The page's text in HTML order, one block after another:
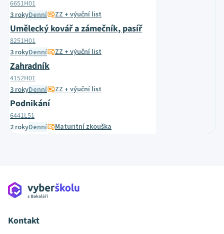
6651H01
3 rokyDenní ZZ + výuční list
Umělecký kovář a zámečník, pasíř
8251H01
3 rokyDenní ZZ + výuční list
Zahradník
4152H01
3 rokyDenní ZZ + výuční list
Podnikání
6441L51
2 rokyDenní Maturitní zkouška
Kontakt